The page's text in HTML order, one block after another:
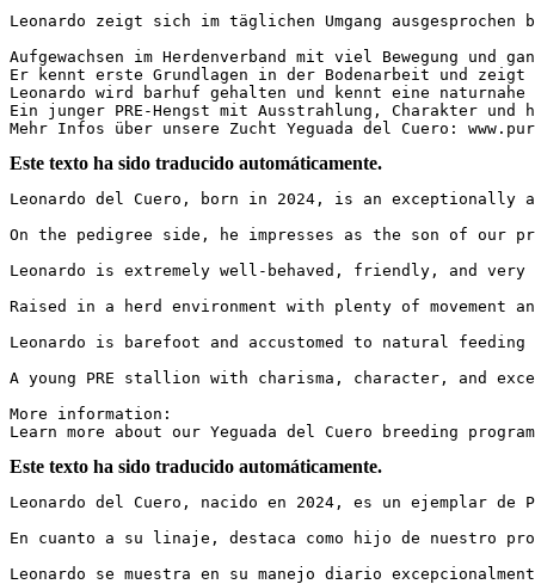
Leonardo zeigt sich im täglichen Umgang
Aufgewachsen im Herdenverband mit viel Bewegung
Er kennt erste Grundlagen in der Bodenarbeit und zeigt
Leonardo wird barhuf gehalten und kennt eine
Ein junger PRE-Hengst mit Ausstrahlung, Charakter
Mehr Infos über unsere Zucht Yeguada del Cuero:
Este texto ha sido traducido automáticamente.
Leonardo del Cuero, born in 2024, is an
On the pedigree side, he impresses as the son of our
Leonardo is extremely well-behaved, friendly, and
Raised in a herd environment with plenty of
Leonardo is barefoot and accustomed to natural
A young PRE stallion with charisma, character, and
More information:
Learn more about our Yeguada del Cuero breeding
Este texto ha sido traducido automáticamente.
Leonardo del Cuero, nacido en 2024, es un ejemplar
En cuanto a su linaje, destaca como hijo de nuestro
Leonardo se muestra en su manejo diario